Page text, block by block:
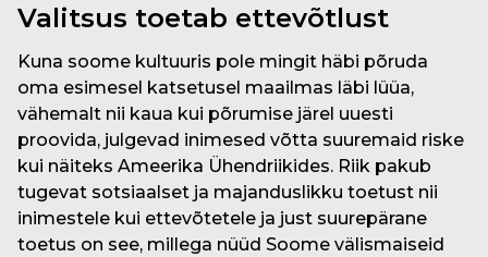
Valitsus toetab ettevõtlust
Kuna soome kultuuris pole mingit häbi põruda
oma esimesel katsetusel maailmas läbi lüüa,
vähemalt nii kaua kui põrumise järel uuesti
proovida, julgevad inimesed võtta suuremaid riske
kui näiteks Ameerika Ühendriikides. Riik pakub
tugevat sotsiaalset ja majanduslikku toetust nii
inimestele kui ettevõtetele ja just suurepärane
toetus on see, millega nüüd Soome välismaiseid